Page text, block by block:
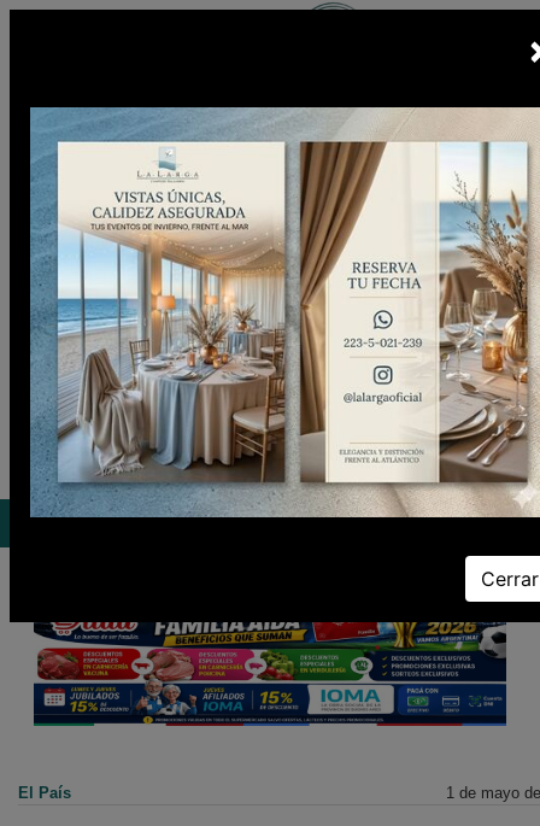
Escuchá
BUNKER FM
En vivo
Sábado 08 de Agosto de 2026 CIUDADANO CLUB
El País 1 de mayo
Cerrar